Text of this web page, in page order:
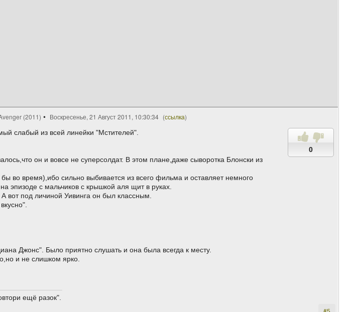
(2011) Воскресенье, 21 Август 2011, 10:30:34 (ссылка)
0
слабый из всей линейки "Мстителей".
он и вовсе не суперсолдат. В этом плане,даже сыворотка Блонски из
во время),ибо сильно выбивается из всего фильма и оставляет немного
эпизоде с мальчиков с крышкой аля щит в руках.
под личиной Уивинга он был классным.
Джонс". Было приятно слушать и она была всегда к месту.
и не слишком ярко.
ещё разок".